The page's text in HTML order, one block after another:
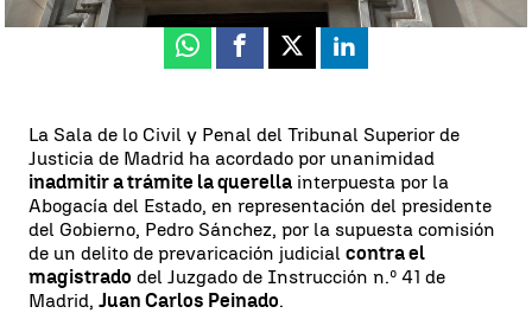
Whatsapp
Facebook
X Linkedin
La Sala de lo Civil y Penal del Tribunal Superior de
Justicia de Madrid ha acordado por unanimidad
inadmitir a trámite la querella interpuesta por la
Abogacía del Estado, en representación del presidente
del Gobierno, Pedro Sánchez, por la supuesta comisión
de un delito de prevaricación judicial contra el
magistrado del Juzgado de Instrucción n.º 41 de
Madrid, Juan Carlos Peinado.